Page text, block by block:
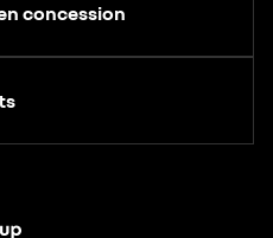
concession